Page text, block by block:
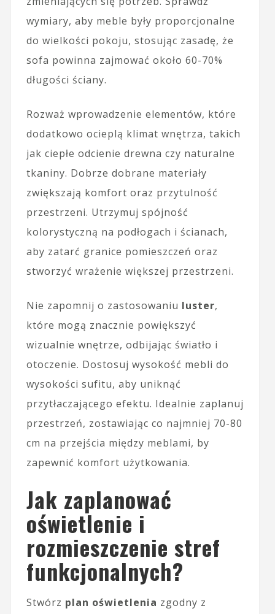
wymiary, aby meble były proporcjonalne
do wielkości pokoju, stosując zasadę, że
sofa powinna zajmować około 60-70%
długości ściany.
Rozważ wprowadzenie elementów, które
dodatkowo ocieplą klimat wnętrza, takich
jak ciepłe odcienie drewna czy naturalne
tkaniny. Dobrze dobrane materiały
zwiększają komfort oraz przytulność
przestrzeni. Utrzymuj spójność
kolorystyczną na podłogach i ścianach,
aby zatarć granice pomieszczeń oraz
stworzyć wrażenie większej przestrzeni.
Nie zapomnij o zastosowaniu luster,
które mogą znacznie powiększyć
wizualnie wnętrze, odbijając światło i
otoczenie. Dostosuj wysokość mebli do
wysokości sufitu, aby uniknąć
przytłaczającego efektu. Idealnie zaplanuj
przestrzeń, zostawiając co najmniej 70-80
cm na przejścia między meblami, by
zapewnić komfort użytkowania.
Jak zaplanować
oświetlenie i
rozmieszczenie stref
funkcjonalnych?
Stwórz plan oświetlenia zgodny z